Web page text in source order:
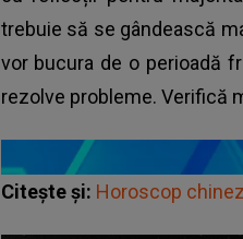
trebuie să se gândească
vor bucura de o perioadă
rezolve probleme. Verifică
Citește și: Horoscop